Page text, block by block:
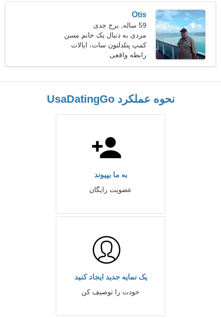
Otis
59 ساله, برج جدی
مردی به دنبال یک خانم مسن
48-57
کمپ پنلدلتون سات، ایالات
متحده آمریکا
رابطه واقعی
نحوه عملکرد UsaDatingGo
به ما بپیوند
عضویت رایگان
یک نمایه جدید ایجاد کنید
خودت را توصیف کن